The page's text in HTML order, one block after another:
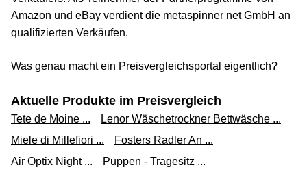
Amazon und eBay verdient die metaspinner net GmbH an
qualifizierten Verkäufen.
Was genau macht ein Preisvergleichsportal eigentlich?
Aktuelle Produkte im Preisvergleich
Tete de Moine ...
Lenor Wäschetrockner Bettwäsche ...
Miele di Millefiori ...
Fosters Radler An ...
Air Optix Night ...
Puppen - Tragesitz ...